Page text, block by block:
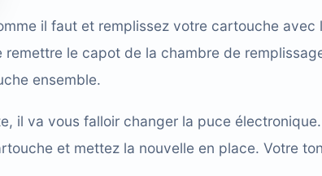
il faut et remplissez votre cartouche avec
le capot de la chambre de
ensemble.
il va vous falloir changer la puce électronique.
et mettez la nouvelle en place. Votre